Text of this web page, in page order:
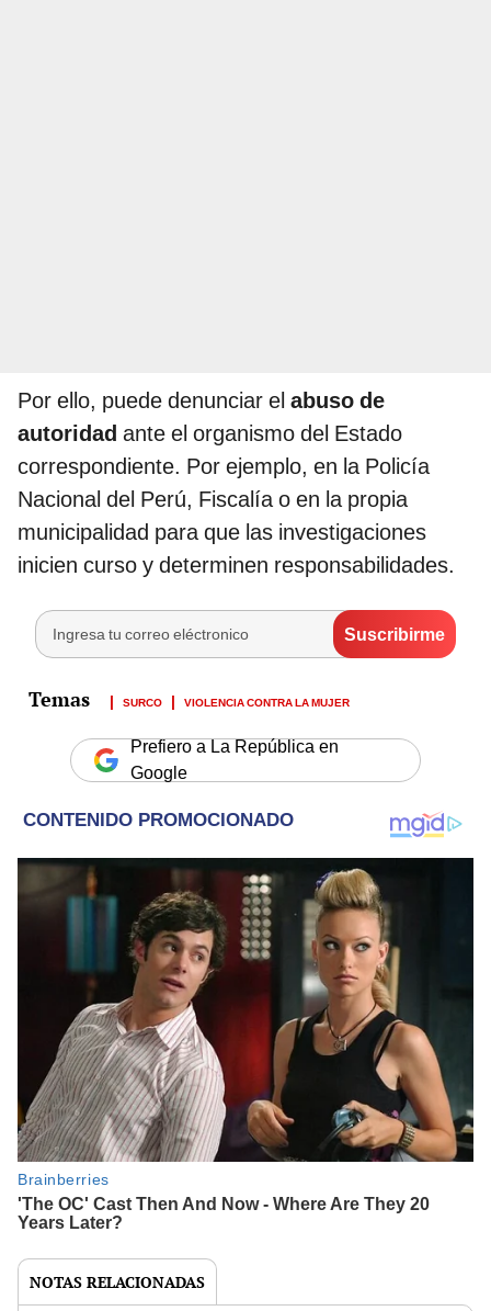
Por ello, puede denunciar el abuso de
autoridad ante el organismo del Estado
correspondiente. Por ejemplo, en la Policía
Nacional del Perú, Fiscalía o en la propia
municipalidad para que las investigaciones
inicien curso y determinen responsabilidades.
SURCO VIOLENCIA CONTRA LA MUJER
Prefiero a La República en
Google
NOTAS RELACIONADAS